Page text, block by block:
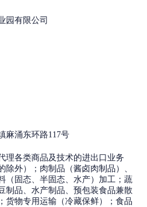
园有限公司
麻涌东环路117号
理各类商品及技术的进出口业务
除外）；肉制品（酱卤肉制品）、
（固态、半固态、水产）加工；蔬
制品、水产制品、预包装食品兼散
货物专用运输（冷藏保鲜）；食品